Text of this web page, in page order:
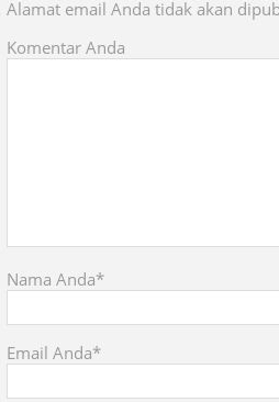
Alamat email Anda tidak akan
Komentar Anda
Nama Anda*
Email Anda*